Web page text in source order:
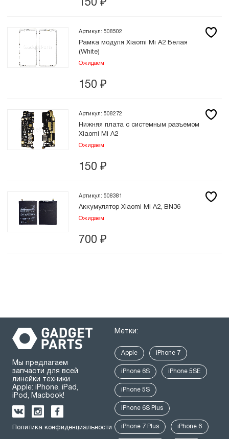
150 ₽
Артикул: 508502
Рамка модуля Xiaomi Mi A2 Белая
(White)
Ожидаем
150 ₽
Артикул: 508272
Нижняя плата с системным разъемом
Xiaomi Mi A2
Ожидаем
150 ₽
Артикул: 508381
Аккумулятор Xiaomi Mi A2, BN36
Ожидаем
700 ₽
Мы предлагаем
запчасти для всей
линейки техники
Apple: iPhone, iPad,
iPod, Macbook!
Политика конфиденциальности
Метки:
Apple iPhone 7
iPhone 6S iPhone 5SE
iPhone 5S
iPhone 6S Plus
iPhone 7 Plus iPhone 6